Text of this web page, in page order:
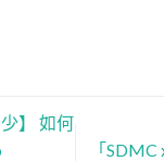
】 如何
「